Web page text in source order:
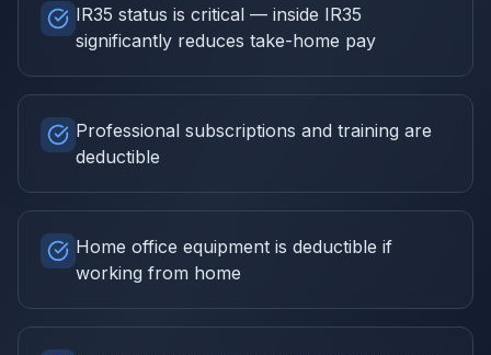
IR35 status is critical — inside IR35
significantly reduces take-home pay
Professional subscriptions and training are
deductible
Home office equipment is deductible if
working from home